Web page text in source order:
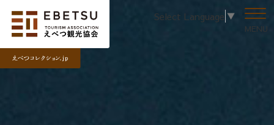
MENU
Select Language ▼